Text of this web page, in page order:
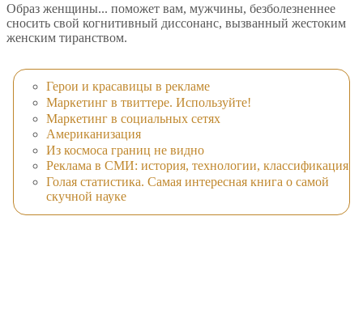
Образ женщины... поможет вам, мужчины, безболезненнее
сносить свой когнитивный диссонанс, вызванный жестоким
женским тиранством.
Герои и красавицы в рекламе
Маркетинг в твиттере. Используйте!
Маркетинг в социальных сетях
Американизация
Из космоса границ не видно
Реклама в СМИ: история, технологии, классификация
Голая статистика. Самая интересная книга о самой
скучной науке